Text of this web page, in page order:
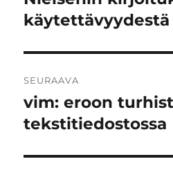
artikkeli:
käytettävyydestä
SEURAAVA
Seuraava
artikkeli:
vim: eroon
tekstitiedostossa